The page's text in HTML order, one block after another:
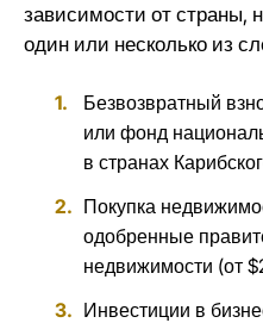
зависимости от страны,
один или несколько из
Безвозвратный
или фонд
в странах
Покупка
одобренные
недвижимости (от
Инвестиции в